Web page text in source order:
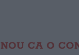
CA O